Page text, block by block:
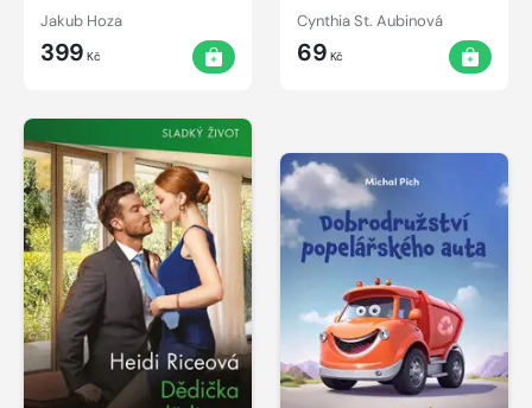
Jakub Hoza
399 Kč
Cynthia St. Aubinová
69 Kč